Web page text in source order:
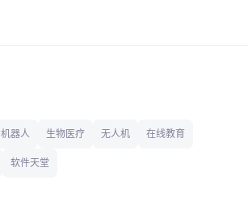
机器人 生物医疗 无人机 在线教育
软件天堂